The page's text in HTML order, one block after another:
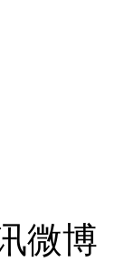
微博